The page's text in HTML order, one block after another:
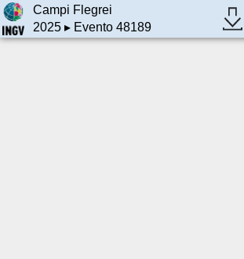
Campi Flegrei
2025▸ Evento 48189